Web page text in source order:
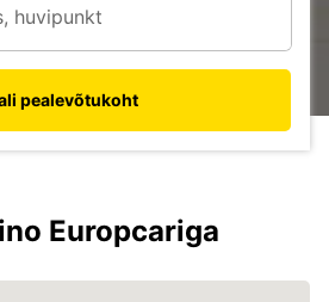
pealevõtukoht
Europcariga